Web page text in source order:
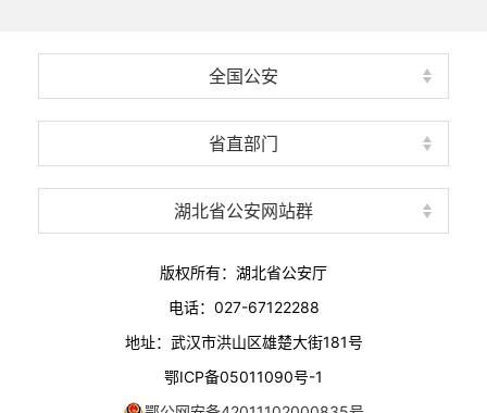
全国公安
省直部门
湖北省公安网站群
版权所有：湖北省公安厅
电话：027-67122288
地址：武汉市洪山区雄楚大街181号
鄂ICP备05011090号-1